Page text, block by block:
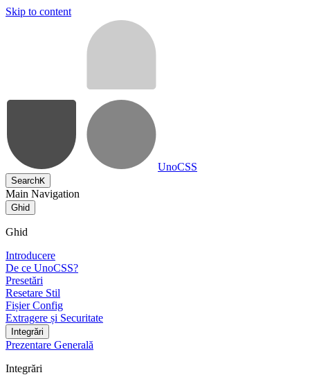
Skip to content
UnoCSS
SearchK
Main Navigation
Ghid
Ghid
Introducere
De ce UnoCSS?
Presetări
Resetare Stil
Fișier Config
Extragere și Securitate
Integrări
Prezentare Generală
Integrări